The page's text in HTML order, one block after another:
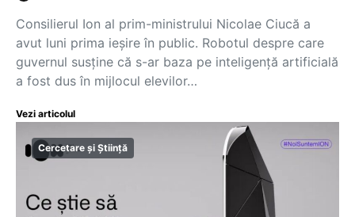
Consilierul Ion al prim-ministrului Nicolae Ciucă a
avut luni prima ieşire în public. Robotul despre care
guvernul susține că s-ar baza pe inteligenţă artificială
a fost dus în mijlocul elevilor…
Vezi articolul
Cercetare și Știință